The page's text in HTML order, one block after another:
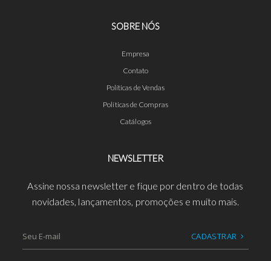
SOBRE NÓS
Empresa
Contato
Políticas de Vendas
Políticas de Compras
Catálogos
NEWSLETTER
Assine nossa newsletter e fique por dentro de todas
novidades, lançamentos, promoções e muito mais.
CADASTRAR